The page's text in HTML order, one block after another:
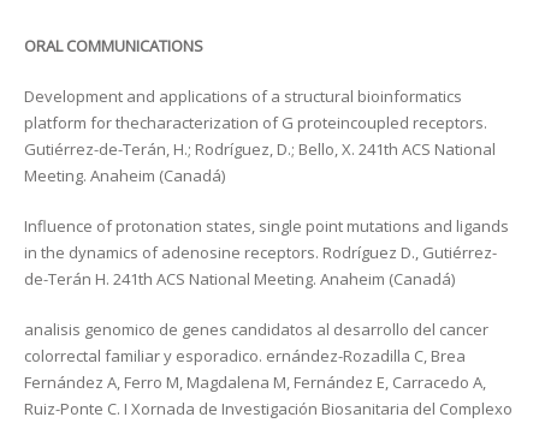
ORAL COMMUNICATIONS
Development and applications of a structural bioinformatics
platform for thecharacterization of G proteincoupled receptors.
Gutiérrez-de-Terán, H.; Rodríguez, D.; Bello, X. 241th ACS National
Meeting. Anaheim (Canadá)
Influence of protonation states, single point mutations and ligands
in the dynamics of adenosine receptors. Rodríguez D., Gutiérrez-
de-Terán H. 241th ACS National Meeting. Anaheim (Canadá)
analisis genomico de genes candidatos al desarrollo del cancer
colorrectal familiar y esporadico. ernández-Rozadilla C, Brea
Fernández A, Ferro M, Magdalena M, Fernández E, Carracedo A,
Ruiz-Ponte C. I Xornada de Investigación Biosanitaria del Complexo